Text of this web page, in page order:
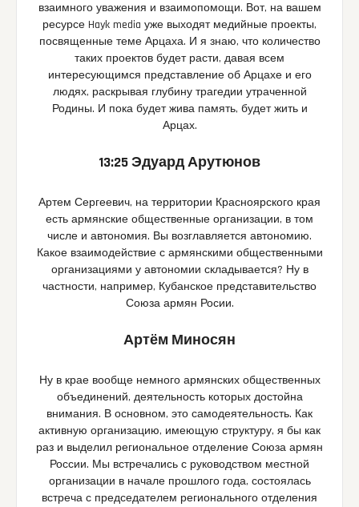
взаимного уважения и взаимопомощи. Вот, на вашем
ресурсе Hayk media уже выходят медийные проекты,
посвященные теме Арцаха. И я знаю, что количество
таких проектов будет расти, давая всем
интересующимся представление об Арцахе и его
людях, раскрывая глубину трагедии утраченной
Родины. И пока будет жива память, будет жить и
Арцах.
13:25 Эдуард Арутюнов
Артем Сергеевич, на территории Красноярского края
есть армянские общественные организации, в том
числе и автономия. Вы возглавляется автономию.
Какое взаимодействие с армянскими общественными
организациями у автономии складывается? Ну в
частности, например, Кубанское представительство
Союза армян Росии.
Артём Миносян
Ну в крае вообще немного армянских общественных
объединений, деятельность которых достойна
внимания. В основном, это самодеятельность. Как
активную организацию, имеющую структуру, я бы как
раз и выделил региональное отделение Союза армян
России. Мы встречались с руководством местной
организации в начале прошлого года, состоялась
встреча с председателем регионального отделения